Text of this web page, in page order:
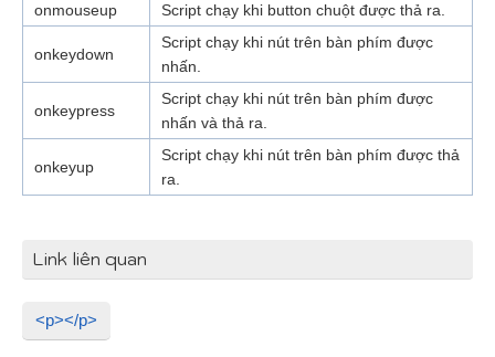
onmouseup
Script chạy khi button chuột được thả ra.
onkeydown
Script chạy khi nút trên bàn phím được
nhấn.
onkeypress
Script chạy khi nút trên bàn phím được
nhấn và thả ra.
onkeyup
Script chạy khi nút trên bàn phím được thả
ra.
Link liên quan
<p></p>